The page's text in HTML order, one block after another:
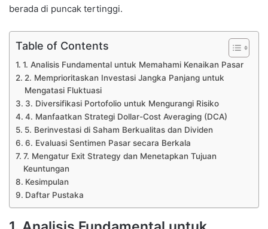
berada di puncak tertinggi.
Table of Contents
1. Analisis Fundamental untuk Memahami Kenaikan Pasar
2. Memprioritaskan Investasi Jangka Panjang untuk
Mengatasi Fluktuasi
3. Diversifikasi Portofolio untuk Mengurangi Risiko
4. Manfaatkan Strategi Dollar-Cost Averaging (DCA)
5. Berinvestasi di Saham Berkualitas dan Dividen
6. Evaluasi Sentimen Pasar secara Berkala
7. Mengatur Exit Strategy dan Menetapkan Tujuan
Keuntungan
Kesimpulan
Daftar Pustaka